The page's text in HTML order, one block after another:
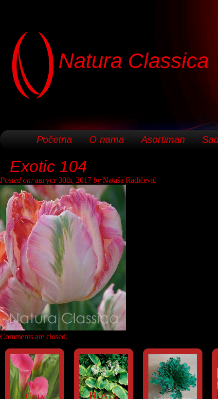
Natura Classica
Početna O nama Asortiman
Exotic 104
Posted on: август 30th, 2017 by Nataša Radičević
Comments are closed.